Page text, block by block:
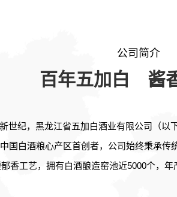
公司简介
百年五加白 酱
纪，黑龙江省五加白酒业有限公司（以
国白酒粮心产区首创者，公司始终秉承
香工艺，拥有白酒酿造窑池近5000个，年